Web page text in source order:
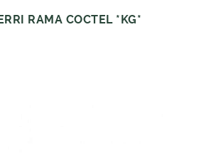
RAMA COCTEL *KG*